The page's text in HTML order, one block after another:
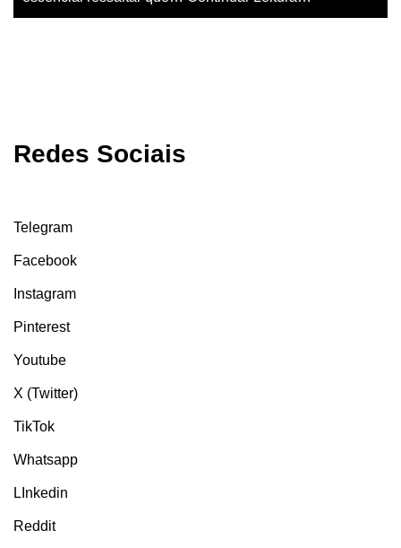
Redes Sociais
Telegram
Facebook
Instagram
Pinterest
Youtube
X (Twitter)
TikTok
Whatsapp
LInkedin
Reddit